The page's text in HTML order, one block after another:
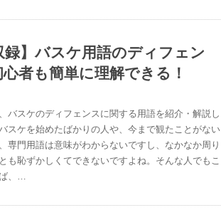
録】バスケ用語のディフェン
者も簡単に理解できる！
バスケのディフェンスに関する用語を紹介・解説し
スケを始めたばかりの人や、今まで観たことがない
専門用語は意味がわからないですし、なかなか周り
も恥ずかしくてできないですよね。そんな人でもこ
、…